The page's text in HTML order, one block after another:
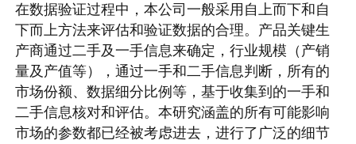
在数据验证过程中，本公司一般采用自上而下和自
下而上方法来评估和验证数据的合理。产品关键生
产商通过二手及一手信息来确定，行业规模（产销
量及产值等），通过一手和二手信息判断，所有的
市场份额、数据细分比例等，基于收集到的一手和
二手信息核对和评估。本研究涵盖的所有可能影响
市场的参数都已经被考虑进去，进行了广泛的细节